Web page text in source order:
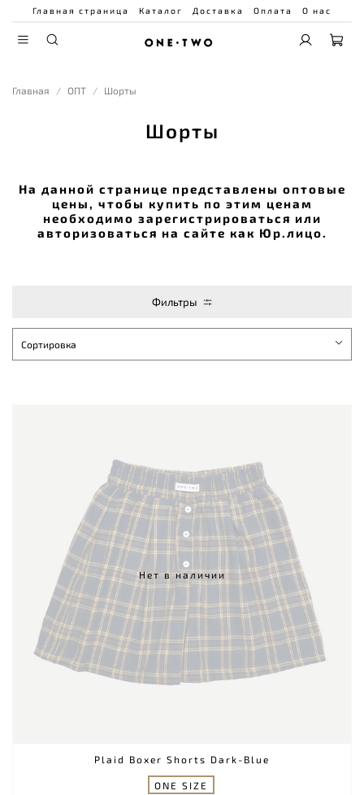
Главная страница Каталог Доставка Оплата О нас
Главная ОПТ Шорты
Шорты
На данной странице представлены оптовые
цены, чтобы купить по этим ценам
необходимо зарегистрироваться или
авторизоваться на сайте как Юр.лицо.
Фильтры
Нет в наличии
Plaid Boxer Shorts Dark-Blue
ONE SIZE